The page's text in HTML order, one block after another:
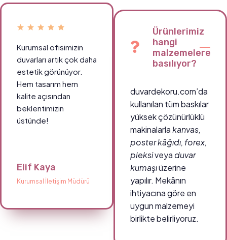
Kurumsal ofisimizin
duvarları artık çok daha
estetik görünüyor.
Hem tasarım hem
kalite açısından
beklentimizin
üstünde!
Elif Kaya
Kurumsal İletişim Müdürü
Ürünlerimiz
hangi
malzemelere
basılıyor?
duvardekoru.com’da
kullanılan tüm baskılar
yüksek çözünürlüklü
makinalarlakanvas,
poster kâğıdı, forex,
pleksiveya duvar
kumaşıüzerine
yapılır. Mekânın
ihtiyacına göre en
uygun malzemeyi
birlikte belirliyoruz.